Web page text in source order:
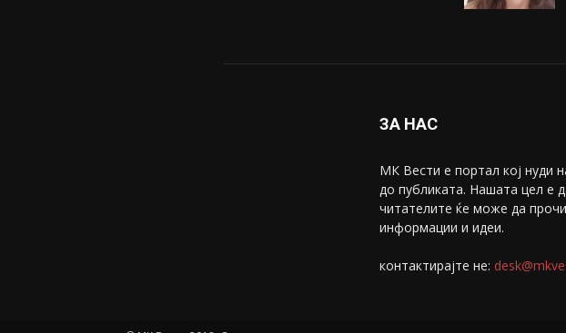
ЗА НАС
МК Вести е портал коj нуди
до публиката. Нашата цел е
читателите ќе може да
информации и идеи.
контактирајте не: